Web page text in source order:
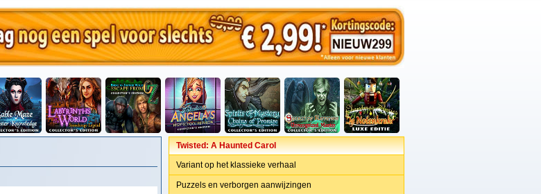
Twisted: A Haunted Carol
Variant op het klassieke verhaal
Puzzels en verborgen aanwijzingen